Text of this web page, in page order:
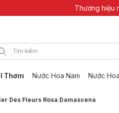
Thương hiệu
Thơm Nước Hoa Nam Nước
Des Fleurs Rosa Damascena